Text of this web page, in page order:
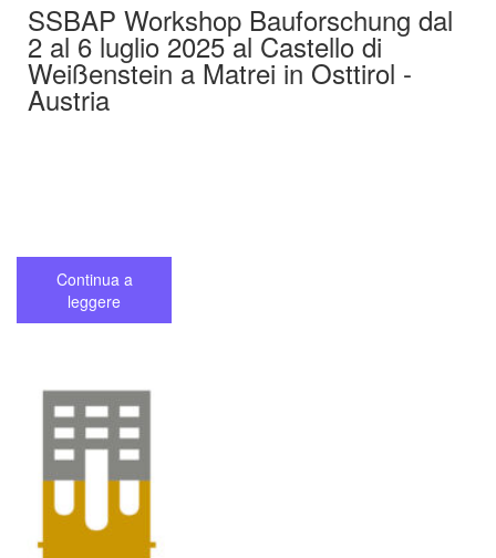
SSBAP Workshop Bauforschung dal
2 al 6 luglio 2025 al Castello di
Weißenstein a Matrei in Osttirol -
Austria
Continua a
leggere